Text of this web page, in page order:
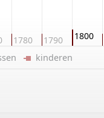
1780 1790 1800
kinderen